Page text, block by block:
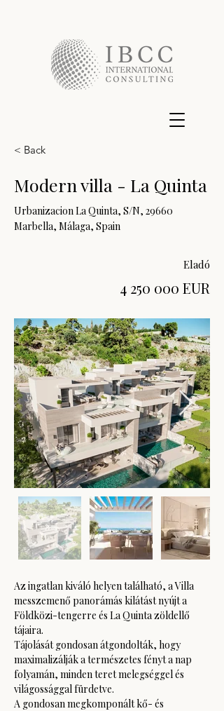
< Back
Modern villa - La Quinta
Urbanizacion La Quinta, S/N, 29660
Marbella, Málaga, Spain
Eladó
4 250 000 EUR
Az ingatlan kiváló helyen található, a Villa
messzemenő panorámás kilátást nyújt a
Földközi-tengerre és La Quinta zöldellő
tájaira.
Tájolását gondosan átgondolták, hogy
maximalizálják a természetes fényt a nap
folyamán, minden teret melegséggel és
világossággal fürdetve.
A gondosan megkomponált kő- és